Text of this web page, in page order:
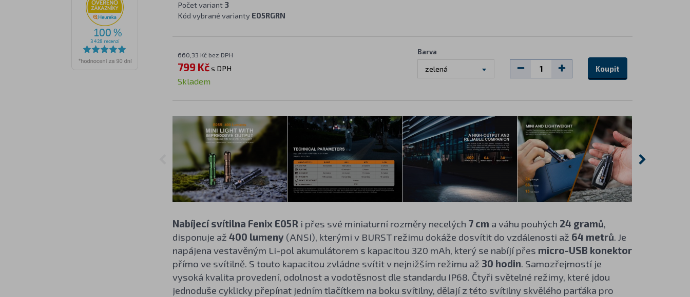
Počet variant 3
Kód vybrané varianty E05RGRN
660,33 Kč bez DPH
799 Kčs DPH
Skladem
Barva
zelená Koupit
Nabíjecí svítilna Fenix E05R i přes své miniaturní rozměry necelých 7 cm a váhu pouhých 24 gramů,
disponuje až 400 lumeny(ANSI), kterými v BURST režimu dokáže dosvítit do vzdálenosti až 64 metrů. Je
napájena vestavěným Li-pol akumulátorem s kapacitou 320 mAh, který se nabíjí přes micro-USB konektor
přímo ve svítilně. S touto kapacitou zvládne svítit v nejnižším režimu až 30 hodin. Samozřejmostí je
vysoká kvalita provedení, odolnost a vodotěsnost dle standardu IP68. Čtyři světelné režimy, které jdou
jednoduše cyklicky přepínat jedním tlačítkem na boku svítilny, dělají z této svítilny skvělého parťáka pro